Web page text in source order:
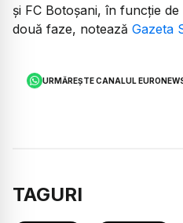
și FC Botoșani, în funcție
două faze, notează Gazeta
URMĂREȘTE CANALUL
TAGURI